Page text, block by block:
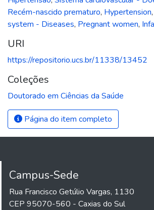
Recém-nascido prematuro, Hypertension,
system - Diseases, Pregnant women,
URI
https://repositorio.ucs.br/11338/13452
Coleções
Doutorado em Ciências da Saúde
Página do item completo
Campus-Sede
Rua Francisco Getúlio Vargas, 1130
CEP 95070-560 - Caxias do Sul